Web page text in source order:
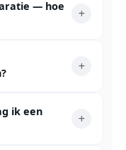
— hoe
ik een